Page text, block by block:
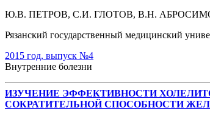
Ю.В. ПЕТРОВ, С.И. ГЛОТОВ, В.Н.
Рязанский государственный медицинский
2015 год, выпуск №4
Внутренние болезни
ИЗУЧЕНИЕ ЭФФЕКТИВНОСТИ
СОКРАТИТЕЛЬНОЙ СПОСОБНОСТИ